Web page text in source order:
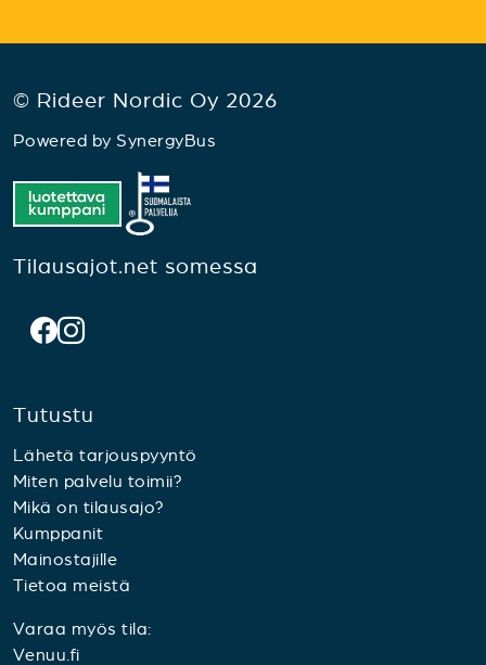
© Rideer Nordic Oy 2026
Powered by SynergyBus
Tilausajot.net somessa
Tutustu
Lähetä tarjouspyyntö
Miten palvelu toimii?
Mikä on tilausajo?
Kumppanit
Mainostajille
Tietoa meistä
Varaa myös tila:
Venuu.fi